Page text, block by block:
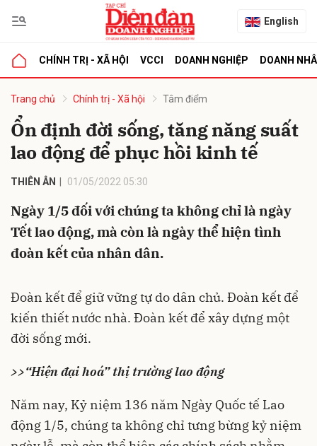
English
CHÍNH TRỊ - XÃ HỘI VCCI DOANH NGHIỆP DOANH
Trang chủ Chính trị - Xã hội Tâm điểm
Ổn định đời sống, tăng năng suất
lao động để phục hồi kinh tế
THIÊN ÂN 01/05/2022 05:30
Ngày 1/5 đối với chúng ta không chỉ là ngày
Tết lao động, mà còn là ngày thể hiện tình
đoàn kết của nhân dân.
Đoàn kết để giữ vững tự do dân chủ. Đoàn kết để
kiến thiết nước nhà. Đoàn kết để xây dựng một
đời sống mới.
>>“Hiện đại hoá” thị trường lao động
Năm nay, Kỷ niệm 136 năm Ngày Quốc tế Lao
động 1/5, chúng ta không chỉ tưng bừng kỷ niệm
luận
Hủy